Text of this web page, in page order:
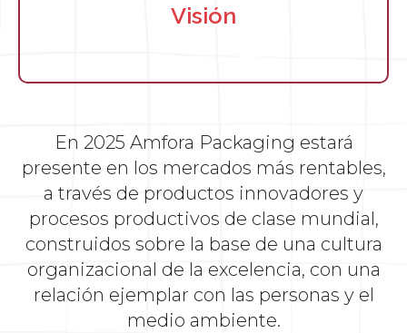
Visión
En 2025 Amfora Packaging estará
presente en los mercados más rentables,
a través de productos innovadores y
procesos productivos de clase mundial,
construidos sobre la base de una cultura
organizacional de la excelencia, con una
relación ejemplar con las personas y el
medio ambiente.